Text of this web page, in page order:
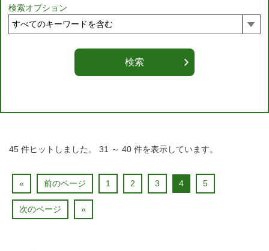
検索オプション
45 件ヒットしました。 31 ～ 40 件を表示しています。
« 前のページ 1 2 3 4 5
次のページ »